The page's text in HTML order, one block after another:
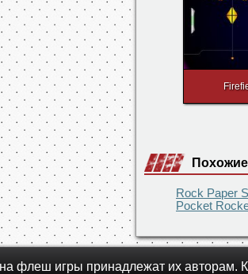
Rock Paper
Pocket
флеш игры принадлежат их авторам.